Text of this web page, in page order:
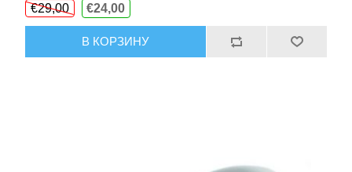
€29,00 €24,00
В КОРЗИНУ